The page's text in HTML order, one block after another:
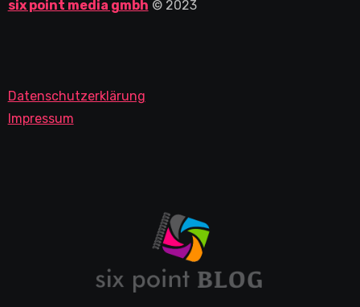
six point media gmbh © 2023
Datenschutzerklärung
Impressum